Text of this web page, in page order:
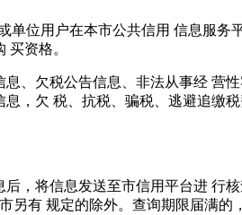
位用户在本市公共信用 信息服
资格。
、欠税公告信息、非法从事经 营
，欠 税、抗税、骗税、逃避追缴
，将信息发送至市信用平台进 行
有 规定的除外。查询期限届满